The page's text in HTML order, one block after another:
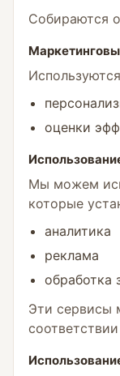
Собираются
оценки
Мы можем
которые
аналитика
реклама
обработка
Эти сервисы